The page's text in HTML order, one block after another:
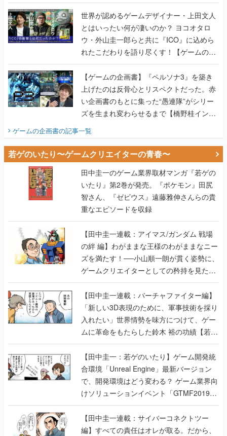
世界が認めるゲームデザイナー・上田文人
とはいったい何が凄いのか？ ヨコオタロ
ウ・外山圭一郎らと共に『ICO』に込めら
れたこだわりを語り尽くす！【ゲームの企
画書】
【ゲームの企画書】『ペルソナ3』を築き
上げたのは反骨心とリスペクトだった。赤
い企画書のもとに集った“愚連隊”がシリー
ズを生まれ変わらせるまで【橋野桂インタ
ビュー】
ゲームの企画書の記事一覧
若ゲのいたり〜ゲームクリエイターの青春〜
田中圭一のゲーム業界取材マンガ『若ゲの
いたり』第2巻が発売。『ポケモン』田尻
智さん、『ゼビウス』遠藤雅伸さんらの貴
重なエピソードを収録
【田中圭一連載：アイマス/ガンダム 戦場
の絆 編】わがままな王様のわがままなニー
ズを満たす！──小山順一朗が貫く姿勢に、
ゲームクリエイターとしての矜持を見た
【若ゲのいたり最終回】
【田中圭一連載：バーチャファイター編】
「新しい3D表現のために、軍事技術を採り
入れたい」世界情勢を味方につけて、ゲー
ムに革命をもたらした鈴木 裕の功績【若ゲ
のいたり】
【田中圭一：若ゲのいたり】ゲーム開発統
合環境「Unreal Engine」最新バージョン
で、開発環境はどう変わる？ ゲーム業界向
けソリューションイベント「GTMF2019」
に行って、より理解を深めよう【PR】
【田中圭一連載：サイバーコネクトツー
編】すべての責任はオレが取る。だから、